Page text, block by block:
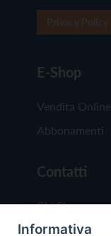
E-Shop
Vendita Online
Abbonamenti
Contatti
Chi Siamo
Redazione
Informativa